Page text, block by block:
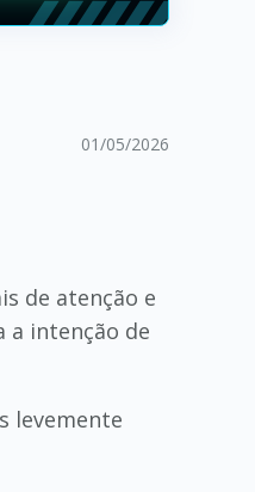
01/05/2026
de atenção e
a intenção de
levemente